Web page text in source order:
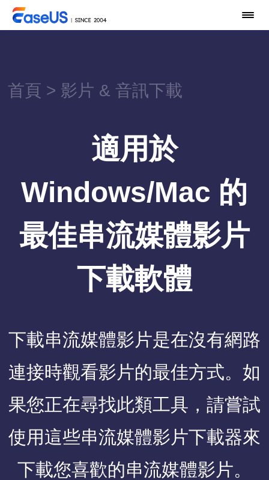
首頁 > 影片 & 音訊下載
適用於
Windows/Mac 的
最佳串流媒體影片
下載軟體
下載串流媒體影片是在沒有網路
連接時觀看影片的最佳方式。如
果您正在尋找此類工具，請嘗試
使用這些串流媒體影片下載器來
下載您喜歡的串流媒體影片。